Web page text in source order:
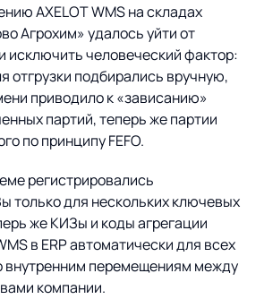
AXELOT WMS на складах
Агрохим» удалось уйти от
исключить человеческий фактор:
отгрузки подбирались вручную,
приводило к «зависанию»
партий, теперь же партии
по принципу FEFO.
регистрировались
только для нескольких ключевых
же КИЗы и коды агрегации
в ERP автоматически для всех
внутренним перемещениям между
компании.